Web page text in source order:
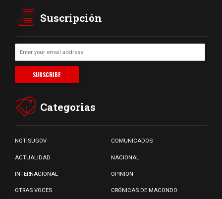
Suscripción
Categorias
NOTISUGOV COMUNICADOS
ACTUALIDAD NACIONAL
INTERNACIONAL OPINION
OTRAS VOCES CRÓNICAS DE MACONDO